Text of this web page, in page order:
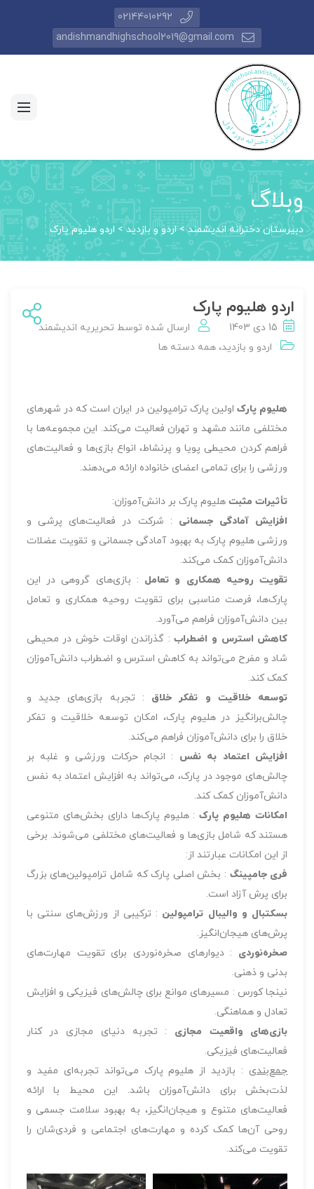
02144010292
andishmandhighschool2019@gmail.com
وبلاگ
دبیرستان دخترانه اندیشمند >اردو و بازدید> اردو هلیوم پارک
اردو هلیوم پارک
15 دی 1403 ارسال شده توسط تحریریه اندیشمند
اردو و بازدید، همه دسته ها
هلیوم پارکاولین پارک ترامپولین در ایران است که در شهرهای
مختلفی مانند مشهد و تهران فعالیت می‌کند. این مجموعه‌ها با
فراهم کردن محیطی پویا و پرنشاط، انواع بازی‌ها و فعالیت‌های
ورزشی را برای تمامی اعضای خانواده ارائه می‌دهند.
تأثیرات مثبتهلیوم پارک بر دانش‌آموزان:
افزایش آمادگی جسمانی : شرکت در فعالیت‌های پرشی و
ورزشی هلیوم پارک به بهبود آمادگی جسمانی و تقویت عضلات
دانش‌آموزان کمک می‌کند.
تقویت روحیه همکاری و تعامل : بازی‌های گروهی در این
پارک‌ها، فرصت مناسبی برای تقویت روحیه همکاری و تعامل
بین دانش‌آموزان فراهم می‌آورد.
کاهش استرس و اضطراب: گذراندن اوقات خوش در محیطی
شاد و مفرح می‌تواند به کاهش استرس و اضطراب دانش‌آموزان
کمک کند.
توسعه خلاقیت و تفکر خلاق : تجربه بازی‌های جدید و
چالش‌برانگیز در هلیوم پارک، امکان توسعه خلاقیت و تفکر
خلاق را برای دانش‌آموزان فراهم می‌کند.
افزایش اعتماد به نفس : انجام حرکات ورزشی و غلبه بر
چالش‌های موجود در پارک، می‌تواند به افزایش اعتماد به نفس
دانش‌آموزان کمک کند.
امکانات هلیوم پارک: هلیوم پارک‌ها دارای بخش‌های متنوعی
هستند که شامل بازی‌ها و فعالیت‌های مختلفی می‌شوند. برخی
از این امکانات عبارتند از:
فری جامپینگ : بخش اصلی پارک که شامل ترامپولین‌های بزرگ
برای پرش آزاد است.
بسکتبال و والیبال ترامپولین : ترکیبی از ورزش‌های سنتی با
پرش‌های هیجان‌انگیز.
صخره‌نوردی : دیوارهای صخره‌نوردی برای تقویت مهارت‌های
بدنی و ذهنی.
نینجا کورس : مسیرهای موانع برای چالش‌های فیزیکی و افزایش
تعادل و هماهنگی.
بازی‌های واقعیت مجازی : تجربه دنیای مجازی در کنار
فعالیت‌های فیزیکی.
جمع‌بندی : بازدید از هلیوم پارک می‌تواند تجربه‌ای مفید و
لذت‌بخش برای دانش‌آموزان باشد. این محیط با ارائه
فعالیت‌های متنوع و هیجان‌انگیز، به بهبود سلامت جسمی و
روحی آن‌ها کمک کرده و مهارت‌های اجتماعی و فردی‌شان را
تقویت می‌کند.